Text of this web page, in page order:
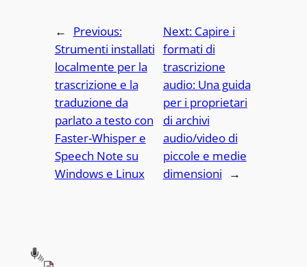
←
Previous:
Strumenti installati
localmente per la
trascrizione e la
traduzione da
parlato a testo con
Faster-Whisper e
Speech Note su
Windows e Linux
Next: Capire i
formati di
trascrizione
audio: Una guida
per i proprietari
di archivi
audio/video di
piccole e medie
dimensioni
→